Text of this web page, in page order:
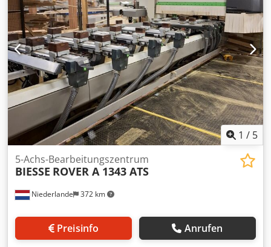
1 / 5
Niederlande 372 km
5-Achs-Bearbeitungszentrum
BIESSE ROVER A 1343 ATS
Preisinfo Anrufen